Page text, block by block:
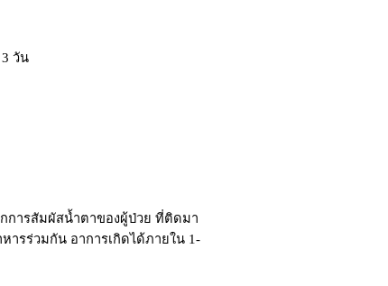
วัน
การสัมผัสน้ำตาของผู้ป่วย ที่ติดมา
รร่วมกัน อาการเกิดได้ภายใน 1-